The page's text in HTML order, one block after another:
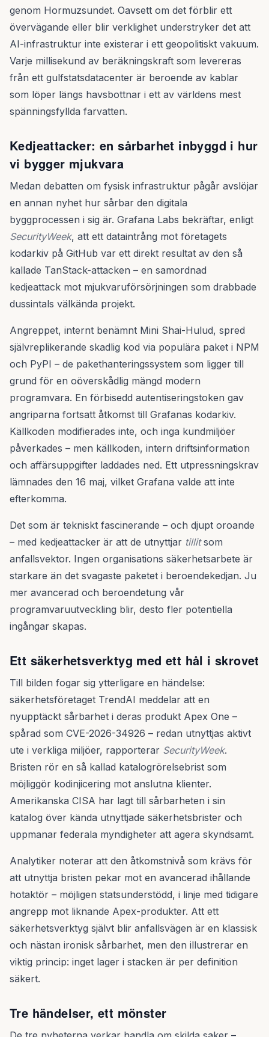
genom Hormuzsundet. Oavsett om det förblir ett
överväg­ande eller blir verklighet understryker det att
AI-infrastruktur inte existerar i ett geopolitiskt vakuum.
Varje millisekund av beräkningskraft som levereras
från ett gulfstatsdatacenter är beroende av kablar
som löper längs havsbottnar i ett av världens mest
spänningsfyllda farvatten.
Kedjeattacker: en sårbarhet inbyggd i hur
vi bygger mjukvara
Medan debatten om fysisk infrastruktur pågår avslöjar
en annan nyhet hur sårbar den digitala
byggprocessen i sig är. Grafana Labs bekräftar, enligt
SecurityWeek, att ett dataintrång mot företagets
kodarkiv på GitHub var ett direkt resultat av den så
kallade TanStack-attacken – en samordnad
kedjeattack mot mjukvaruförsörjningen som drabbade
dussintals välkända projekt.
Angreppet, internt benämnt Mini Shai-Hulud, spred
självreplikerande skadlig kod via populära paket i NPM
och PyPI – de pakethanteringssystem som ligger till
grund för en oöverskådlig mängd modern
programvara. En förbisedd autentiseringstoken gav
angriparna fortsatt åtkomst till Grafanas kodarkiv.
Källkoden modifierades inte, och inga kundmiljöer
påverkades – men källkoden, intern driftsinformation
och affärsuppgifter laddades ned. Ett utpressningskrav
lämnades den 16 maj, vilket Grafana valde att inte
efterkomma.
Det som är tekniskt fascinerande – och djupt oroande
– med kedjeattacker är att de utnyttjar tillitsom
anfallsvektor. Ingen organisations säkerhetsarbete är
starkare än det svagaste paketet i beroendekedjan. Ju
mer avancerad och beroendetung vår
programvaruutveckling blir, desto fler potentiella
ingångar skapas.
Ett säkerhetsverktyg med ett hål i skrovet
Till bilden fogar sig ytterligare en händelse:
säkerhetsföretaget TrendAI meddelar att en
nyupptäckt sårbarhet i deras produkt Apex One –
spårad som CVE-2026-34926 – redan utnyttjas aktivt
ute i verkliga miljöer, rapporterar SecurityWeek.
Bristen rör en så kallad katalogrörelsebrist som
möjliggör kodinjicering mot anslutna klienter.
Amerikanska CISA har lagt till sårbarheten i sin
katalog över kända utnyttjade säkerhetsbrister och
uppmanar federala myndigheter att agera skyndsamt.
Analytiker noterar att den åtkomstnivå som krävs för
att utnyttja bristen pekar mot en avancerad ihållande
hotaktör – möjligen statsunderstödd, i linje med tidigare
angrepp mot liknande Apex-produkter. Att ett
säkerhetsverktyg självt blir anfallsvägen är en klassisk
och nästan ironisk sårbarhet, men den illustrerar en
viktig princip: inget lager i stacken är per definition
säkert.
Tre händelser, ett mönster